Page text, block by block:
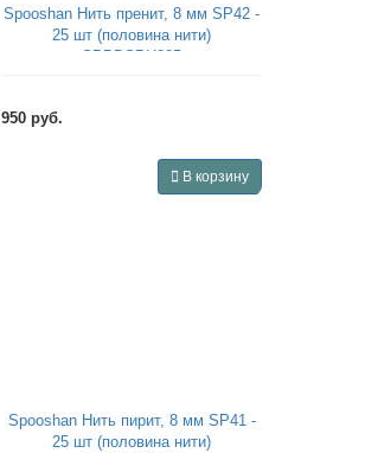
Spooshan Нить пренит, 8 мм SP42 -
25 шт (половина нити)
SPBDSPH825
950 руб.
В корзину
Spooshan Нить пирит, 8 мм SP41 -
25 шт (половина нити)